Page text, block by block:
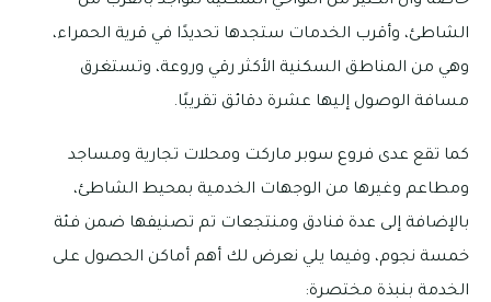
الشاطئ، وأقرب الخدمات ستجدها تحديدًا في قرية الحمراء،
وهي من المناطق السكنية الأكثر رقي وروعة، وتستغرق
مسافة الوصول إليها عشرة دقائق تقريبًا.
كما تقع عدى فروع سوبر ماركت ومحلات تجارية ومساجد
ومطاعم وغيرها من الوجهات الخدمية بمحيط الشاطئ،
بالإضافة إلى عدة فنادق ومنتجعات تم تصنيفها ضمن فئة
خمسة نجوم، وفيما يلي نعرض لك أهم أماكن الحصول على
الخدمة بنبذة مختصرة: